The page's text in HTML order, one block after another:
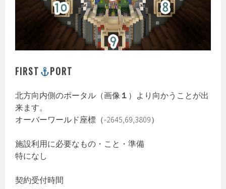
FIRST PORT
北方向内側のポータル（画像 １ ）より向かうことが出
来ます。
オーバーワールド座標（-2645,69,3809）
施設利用に必要なもの・こと・準備
特になし
契約受付時間